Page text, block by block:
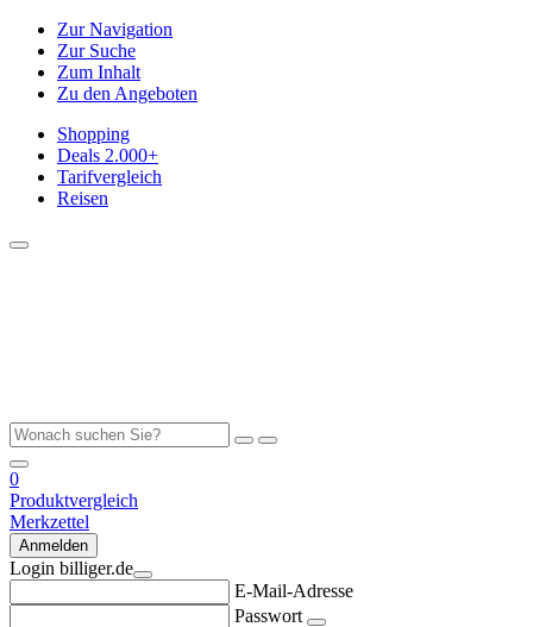
Zur Navigation
Zur Suche
Zum Inhalt
Zu den Angeboten
Shopping
Deals 2.000+
Tarifvergleich
Reisen
0
Produktvergleich
Merkzettel
Anmelden
Login billiger.de
E-Mail-Adresse
Passwort